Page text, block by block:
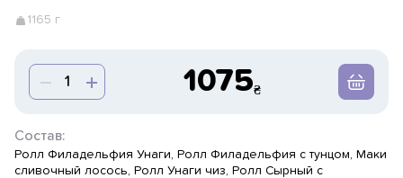
1165 г
1075
Состав:
Ролл Филадельфия Унаги, Ролл Филадельфия с тунцом, Маки
сливочный лосось, Ролл Унаги чиз, Ролл Сырный с